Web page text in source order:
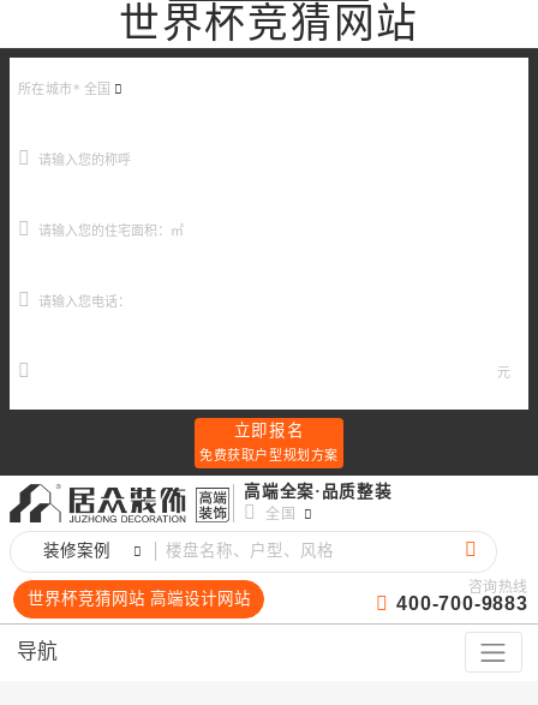
世界杯竞猜网站
所在城市* 全国
元
立即报名
免费获取户型规划方案
高端全案·品质整装
全国
装修案例
世界杯竞猜网站 高端设计网站
咨询热线
400-700-9883
导航